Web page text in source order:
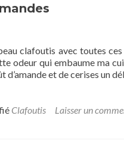
clafoutis avec toutes ces
odeur qui embaume ma
d’amande et de cerises un
Clafoutis Laisser un